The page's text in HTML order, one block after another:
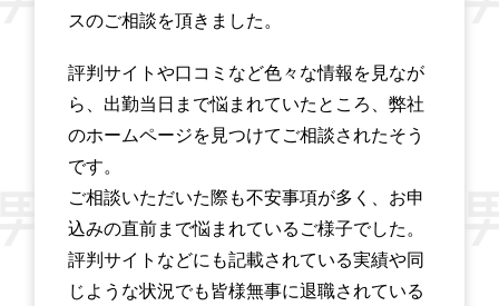
スのご相談を頂きました。
評判サイトや口コミなど色々な情報を見なが
ら、出勤当日まで悩まれていたところ、弊社
のホームページを見つけてご相談されたそう
です。
ご相談いただいた際も不安事項が多く、お申
込みの直前まで悩まれているご様子でした。
評判サイトなどにも記載されている実績や同
じような状況でも皆様無事に退職されている